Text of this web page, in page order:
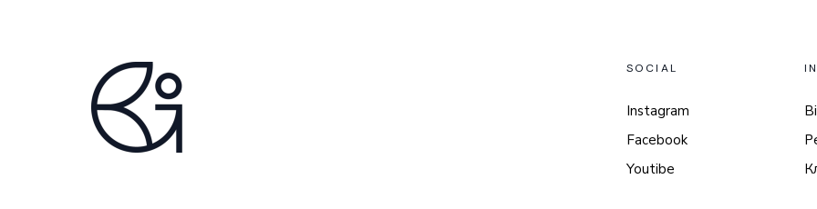
SOCIAL
Instagram
Facebook
Youtibe